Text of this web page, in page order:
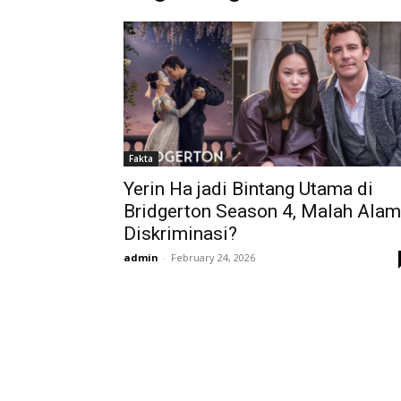
Fakta
Yerin Ha jadi Bintang Utama di
Bridgerton Season 4, Malah
Diskriminasi?
admin - February 24, 2026